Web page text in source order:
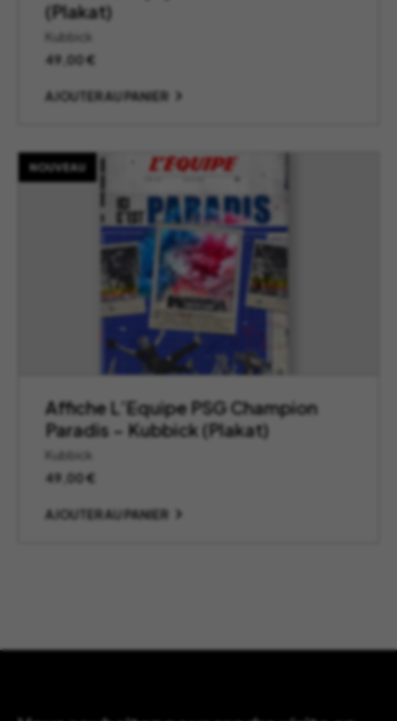
(Plakat)
Kubbick
49,00€
AJOUTER AU PANIER
NOUVEAU
Affiche L’Equipe PSG Champion
Paradis – Kubbick (Plakat)
Kubbick
49,00€
AJOUTER AU PANIER